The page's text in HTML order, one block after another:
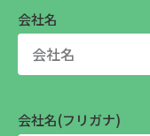
会社名
会社名(フリガナ)